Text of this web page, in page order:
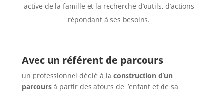
active de la famille et la recherche d’outils, d’actions
répondant à ses besoins.
Avec un référent de parcours
un professionnel dédié à la construction d’un
parcoursà partir des atouts de l’enfant et de sa